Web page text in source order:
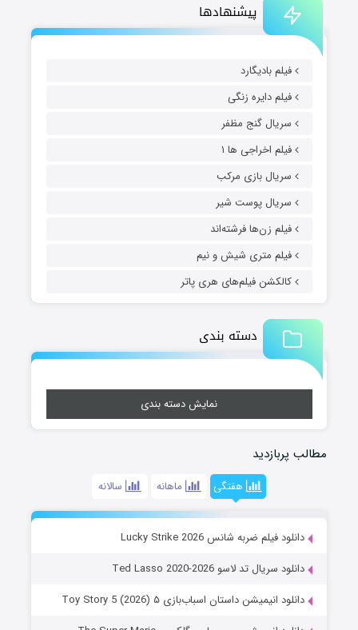
پیشنهادها
فیلم بادیگارد
فیلم دایره زنگی
سریال گنج مظفر
فیلم اخراجی ها ۱
سریال بازی مرکب
سریال پوست شیر
فیلم زن‌ها فرشته‌اند
فیلم متری شیش و نیم
کالکشن فیلم‌های هری پاتر
دسته بندی
نمایش دسته بندی
مطالب پربازدید
هفتگی ماهانه سالانه
دانلود فیلم ضربه شانس Lucky Strike 2026
دانلود سریال تد لاسو Ted Lasso 2020-2026
دانلود انیمیشن داستان اسباب‌بازی ۵ Toy Story 5 (2026)